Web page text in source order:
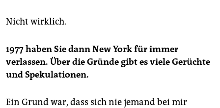
Nicht wirklich.
1977 haben Sie dann New York für immer
verlassen. Über die Gründe gibt es viele Gerüchte
und Spekulationen.
Ein Grund war, dass sich nie jemand bei mir